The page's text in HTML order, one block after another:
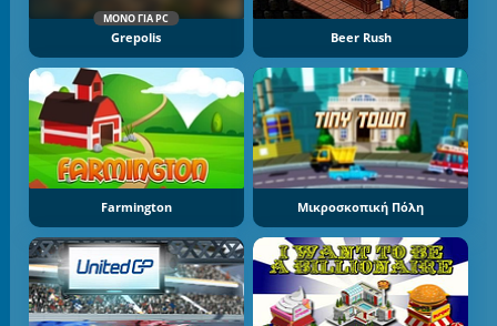
ΜΌΝΟ ΓΙΑ PC
Grepolis Beer Rush
Farmington Μικροσκοπική Πόλη